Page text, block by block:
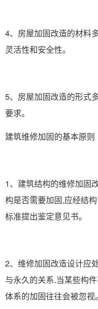
4、房屋加固改造的材料
灵活性和安全性。
5、房屋加固改造的形式
要求。
建筑维修加固的基本原则
1、建筑结构的维修加固
构是否需要加固,应经结
标准提出鉴定意见书。
2、维修加固改造设计应
与永久的关系.当某些构
体系的加固往往会被忽视。